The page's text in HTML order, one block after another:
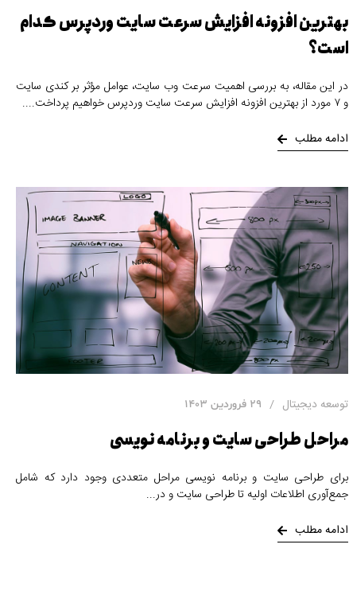
بهترین افزونه افزایش سرعت سایت وردپرس کدام
است؟
در این مقاله، به بررسی اهمیت سرعت وب سایت، عوامل مؤثر بر کندی سایت
و ۷ مورد از بهترین افزونه افزایش سرعت سایت وردپرس خواهیم پرداخت.
ادامه مطلب
توسعه دیجیتال
مراحل طراحی سایت و برنامه نویسی
برای طراحی سایت و برنامه نویسی مراحل متعددی وجود دارد که شامل
جمع‌آوری اطلاعات اولیه تا طراحی سایت و در
ادامه مطلب
29 فروردین 1403